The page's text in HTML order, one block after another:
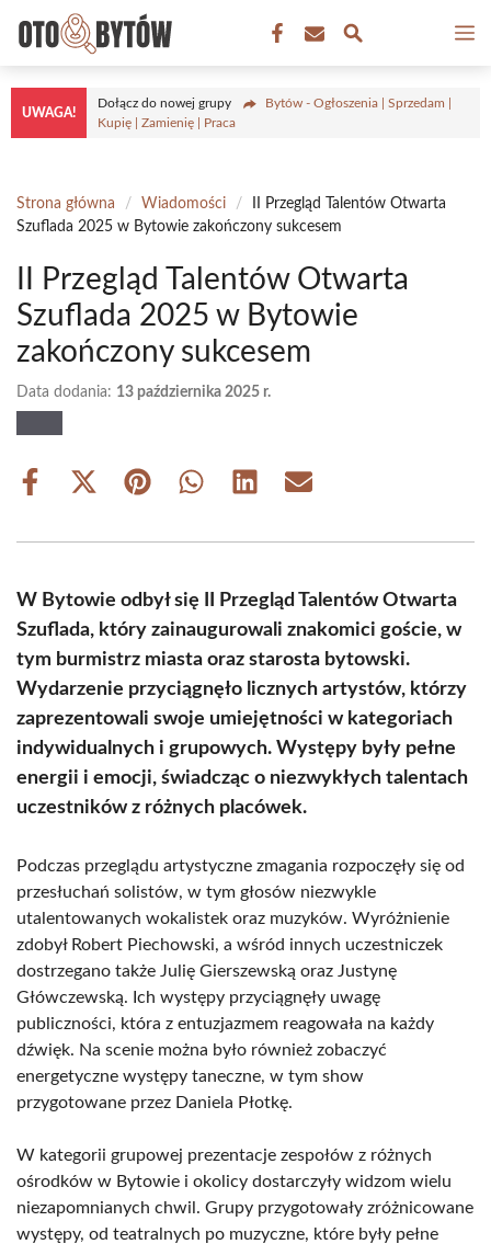
treści
UWAGA!
Dołącz do nowej grupy
Bytów - Ogłoszenia | Sprzedam |
Kupię | Zamienię | Praca
Strona główna / Wiadomości /
II Przegląd Talentów Otwarta
Szuflada 2025 w Bytowie zakończony sukcesem
II Przegląd Talentów Otwarta
Szuflada 2025 w Bytowie
zakończony sukcesem
Data dodania: 13 października 2025 r.
Share
Share
(Twitter)
Share Share Share Share
W Bytowie odbył się II Przegląd Talentów Otwarta
Szuflada, który zainaugurowali znakomici goście, w
tym burmistrz miasta oraz starosta bytowski.
Wydarzenie przyciągnęło licznych artystów, którzy
zaprezentowali swoje umiejętności w kategoriach
indywidualnych i grupowych. Występy były pełne
energii i emocji, świadcząc o niezwykłych talentach
uczestników z różnych placówek.
Podczas przeglądu artystyczne zmagania rozpoczęły się od
przesłuchań solistów, w tym głosów niezwykle
utalentowanych wokalistek oraz muzyków. Wyróżnienie
zdobył Robert Piechowski, a wśród innych uczestniczek
dostrzegano także Julię Gierszewską oraz Justynę
Główczewską. Ich występy przyciągnęły uwagę
publiczności, która z entuzjazmem reagowała na każdy
dźwięk. Na scenie można było również zobaczyć
energetyczne występy taneczne, w tym show
przygotowane przez Daniela Płotkę.
W kategorii grupowej prezentacje zespołów z różnych
ośrodków w Bytowie i okolicy dostarczyły widzom wielu
niezapomnianych chwil. Grupy przygotowały zróżnicowane
występy, od teatralnych po muzyczne, które były pełne